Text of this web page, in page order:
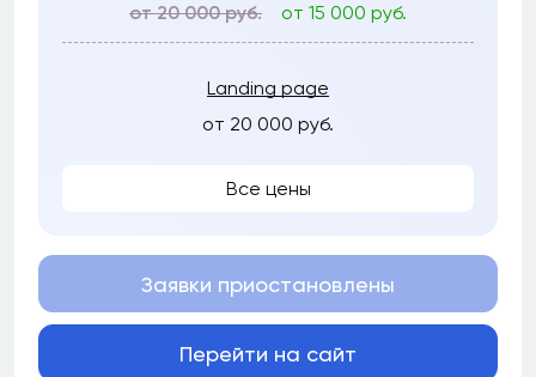
от 20 000 руб.
от 15 000 руб.
Landing page
от 20 000 руб.
Все цены
Заявки приостановлены
Перейти на сайт